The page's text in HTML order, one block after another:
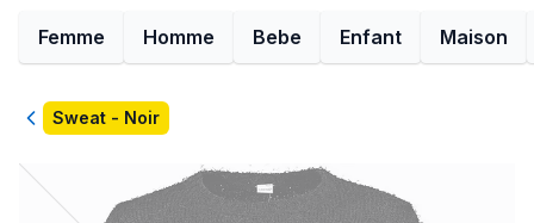
Femme Homme Bebe Enfant Maison
RetourSweat - Noir